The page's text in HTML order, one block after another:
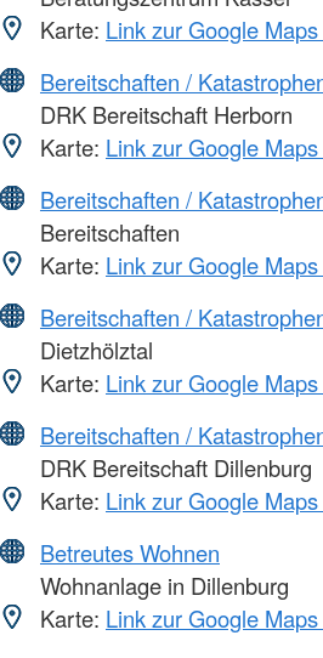
Karte: Link zur Google
Bereitschaften /
DRK Bereitschaft Herborn
Karte: Link zur Google
Bereitschaften /
Bereitschaften
Karte: Link zur Google
Bereitschaften /
Dietzhölztal
Karte: Link zur Google
Bereitschaften /
DRK Bereitschaft Dillenburg
Karte: Link zur Google
Betreutes Wohnen
Wohnanlage in Dillenburg
Karte: Link zur Google